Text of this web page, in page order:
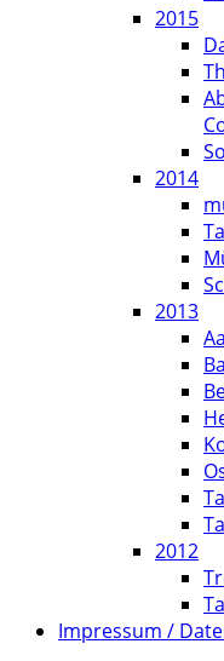
2015
2014
2013
2012
Impressum /